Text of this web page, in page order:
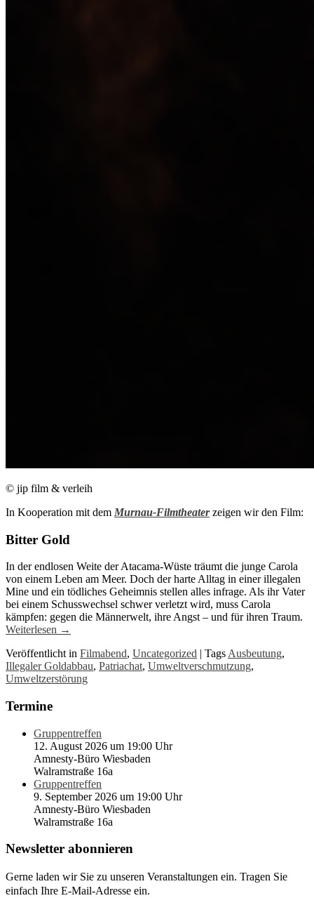
© jip film & verleih
In Kooperation mit dem Murnau-Filmtheaterzeigen wir den Film:
Bitter Gold
In der endlosen Weite der Atacama-Wüste träumt die junge Carola
von einem Leben am Meer. Doch der harte Alltag in einer illegalen
Mine und ein tödliches Geheimnis stellen alles infrage. Als ihr Vater
bei einem Schusswechsel schwer verletzt wird, muss Carola
kämpfen: gegen die Männerwelt, ihre Angst – und für ihren Traum.
Weiterlesen →
Veröffentlicht in Filmabend, Uncategorized | Tags Ausbeutung,
Illegaler Goldabbau, Patriachat, Umweltverschmutzung,
Umweltzerstörung
Termine
Gruppentreffen
12. August 2026 um 19:00 Uhr
Amnesty-Büro Wiesbaden
Walramstraße 16a
Gruppentreffen
9. September 2026 um 19:00 Uhr
Amnesty-Büro Wiesbaden
Walramstraße 16a
Newsletter abonnieren
Gerne laden wir Sie zu unseren Veranstaltungen ein. Tragen Sie
einfach Ihre E-Mail-Adresse ein.